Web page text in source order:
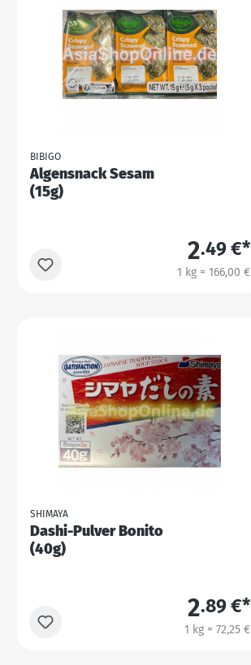
BIBIGO
Algensnack Sesam
(15g)
2.49 €*
1 kg = 166,00 €
SHIMAYA
Dashi-Pulver Bonito
(40g)
2.89 €*
1 kg = 72,25 €